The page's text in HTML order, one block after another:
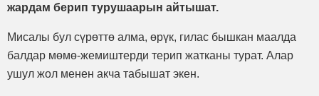
жардам берип турушаарын айтышат.
Мисалы бул сүрөттө алма, өрүк, гилас бышкан маалда
балдар мөмө-жемиштерди терип жатканы турат. Алар
ушул жол менен акча табышат экен.